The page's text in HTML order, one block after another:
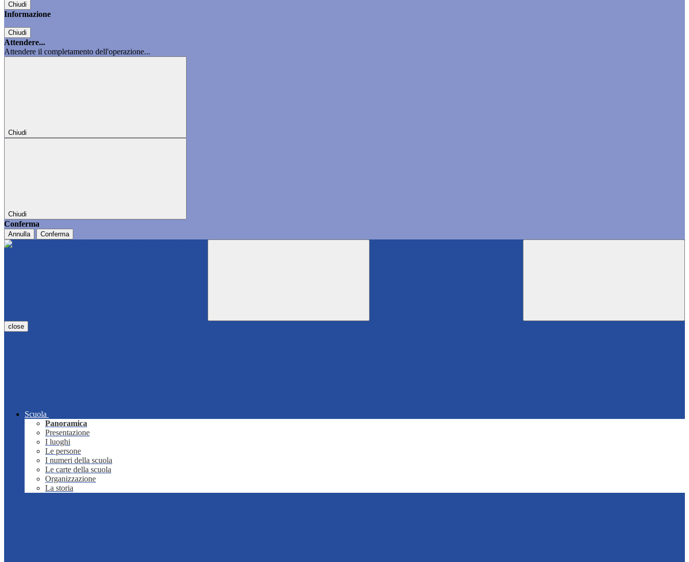
Chiudi
Informazione
Chiudi
Attendere...
Attendere il completamento dell'operazione...
Chiudi
Chiudi
Conferma
Annulla Conferma
close
Scuola
Panoramica
Presentazione
I luoghi
Le persone
I numeri della scuola
Le carte della scuola
Organizzazione
La storia